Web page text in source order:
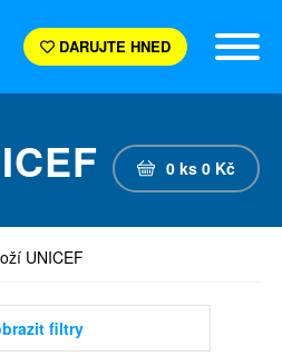
DARUJTE HNED
0 ks 0 Kč
UNICEF
filtry